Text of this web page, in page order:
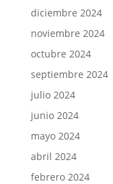
diciembre 2024
noviembre 2024
octubre 2024
septiembre 2024
julio 2024
junio 2024
mayo 2024
abril 2024
febrero 2024